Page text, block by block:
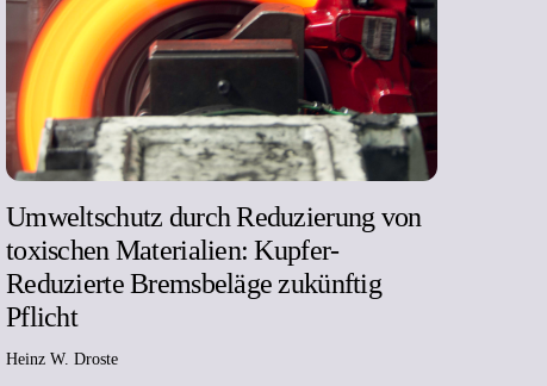
Umweltschutz durch Reduzierung von
toxischen Materialien: Kupfer-
Reduzierte Bremsbeläge zukünftig
Pflicht
Heinz W. Droste